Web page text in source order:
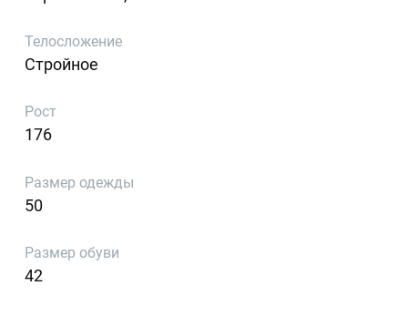
Телосложение
Стройное
Рост
176
Размер одежды
50
Размер обуви
42